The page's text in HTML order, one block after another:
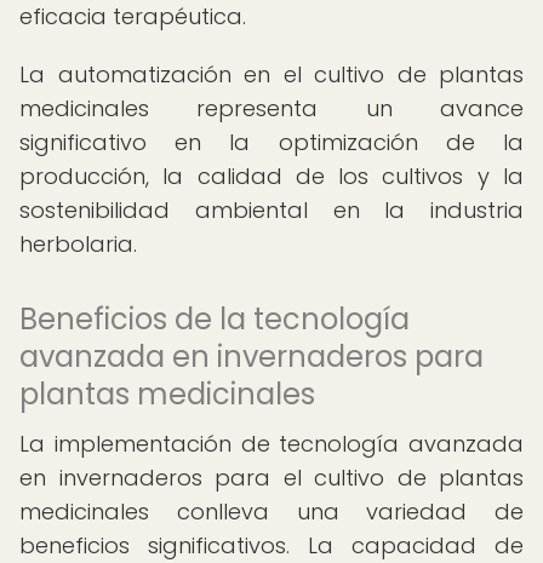
eficacia terapéutica.
La automatización en el cultivo de plantas
medicinales representa un avance
significativo en la optimización de la
producción, la calidad de los cultivos y la
sostenibilidad ambiental en la industria
herbolaria.
Beneficios de la tecnología
avanzada en invernaderos para
plantas medicinales
La implementación de tecnología avanzada
en invernaderos para el cultivo de plantas
medicinales conlleva una variedad de
beneficios significativos. La capacidad de